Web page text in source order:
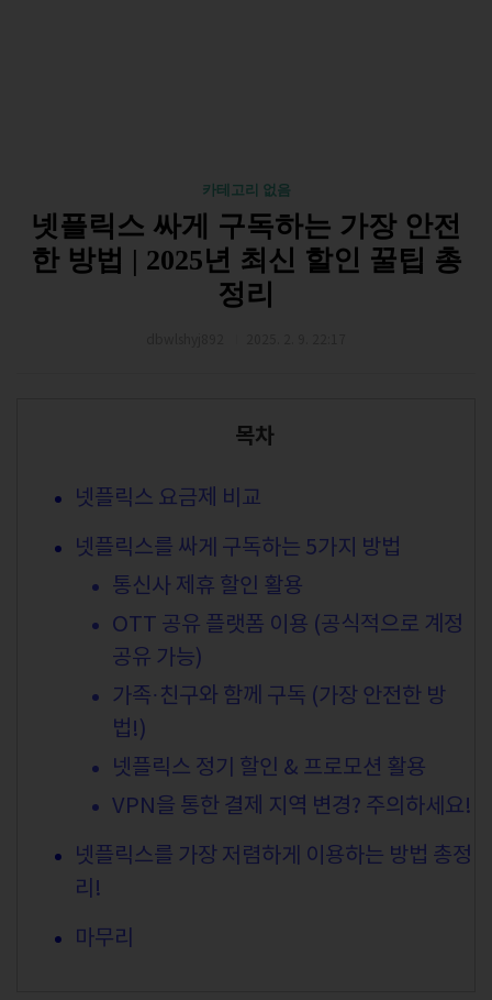
카테고리 없음
넷플릭스 싸게 구독하는 가장 안전
한 방법 | 2025년 최신 할인 꿀팁 총
정리
목차
넷플릭스 요금제 비교
넷플릭스를 싸게 구독하는 5가지 방법
통신사 제휴 할인 활용
OTT 공유 플랫폼 이용 (공식적으로 계정
공유 가능)
가족·친구와 함께 구독 (가장 안전한 방
법!)
넷플릭스 정기 할인 & 프로모션 활용
VPN을 통한 결제 지역 변경? 주의하세요!
넷플릭스를 가장 저렴하게 이용하는 방법 총정
리!
마무리